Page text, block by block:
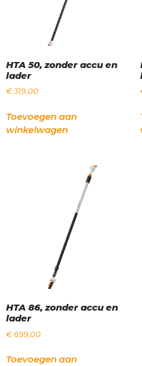
HTA 50, zonder accu en
lader
€319,00
Toevoegen aan
winkelwagen
HTA 86, zonder accu en
lader
€699,00
Toevoegen aan